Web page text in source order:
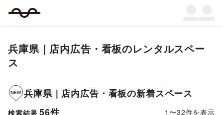
兵庫県｜ 店内広告・看板のレンタルスペー
ス
兵庫県｜ 店内広告・看板の新着スペース
検索結果 56件 1 〜32件を表示